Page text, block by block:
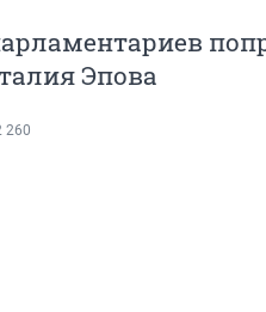
Эпова
260